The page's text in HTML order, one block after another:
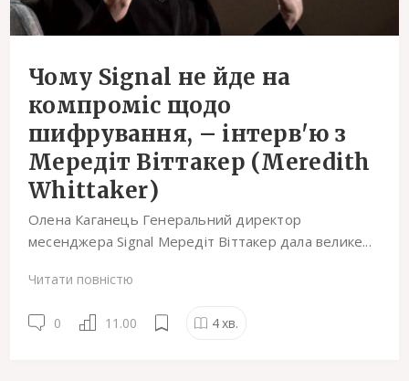
Чому Signal не йде на
компроміс щодо
шифрування, – інтерв'ю з
Мередіт Віттакер (Meredith
Whittaker)
Олена Каганець Генеральний директор
месенджера Signal Мередіт Віттакер дала велике...
Читати повністю
0 11.00 4хв.